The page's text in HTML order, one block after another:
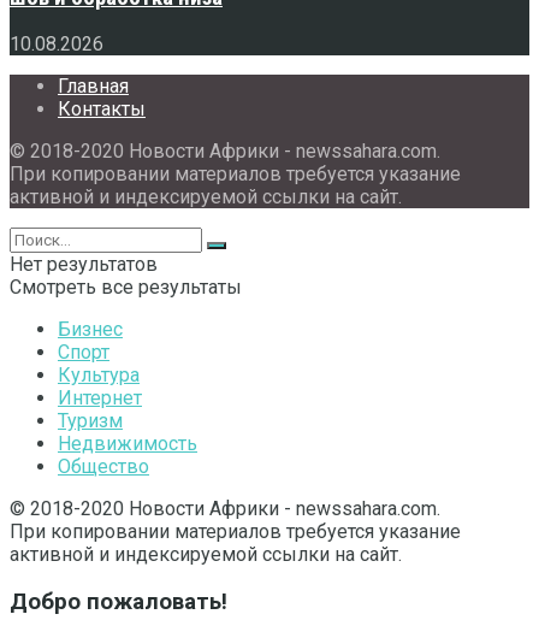
10.08.2026
Главная
Контакты
© 2018-2020 Новости Африки - newssahara.com.
При копировании материалов требуется указание
активной и индексируемой ссылки на сайт.
Нет результатов
Смотреть все результаты
Бизнес
Спорт
Культура
Интернет
Туризм
Недвижимость
Общество
© 2018-2020 Новости Африки - newssahara.com.
При копировании материалов требуется указание
активной и индексируемой ссылки на сайт.
Добро пожаловать!